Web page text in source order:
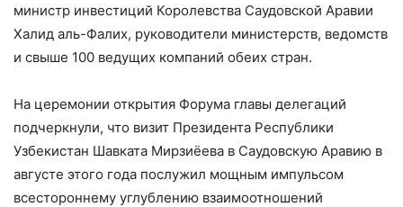
министр инвестиций Королевства Саудовской Аравии
Халид аль-Фалих, руководители министерств, ведомств
и свыше 100 ведущих компаний обеих стран.
На церемонии открытия Форума главы делегаций
подчеркнули, что визит Президента Республики
Узбекистан Шавката Мирзиёева в Саудовскую Аравию в
августе этого года послужил мощным импульсом
всестороннему углублению взаимоотношений